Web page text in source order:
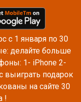
с 1 января по 30
делайте больше
1- iPhone 2-
выиграть подарок
на сайте 30
!